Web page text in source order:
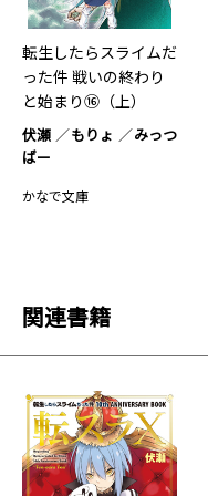
転生したらスライムだ
った件 戦いの終わり
と始まり⑯（上）
伏瀬 もりょ
みっつ
ばー
かなで文庫
関連書籍